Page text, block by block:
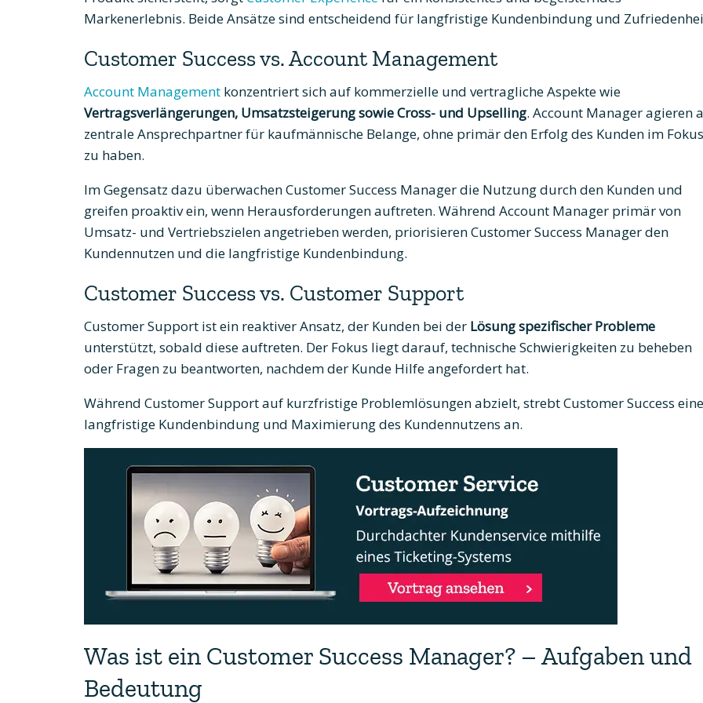
Markenerlebnis. Beide Ansätze sind entscheidend für langfristige Kundenbindung und
Customer Success vs. Account Management
Account Management konzentriert sich auf kommerzielle und vertragliche Aspekte wie
Vertragsverlängerungen, Umsatzsteigerung sowie Cross- und Upselling. Account Manager agieren
zentrale Ansprechpartner für kaufmännische Belange, ohne primär den Erfolg des Kunden im Fokus
zu haben.
Im Gegensatz dazu überwachen Customer Success Manager die Nutzung durch den Kunden und
greifen proaktiv ein, wenn Herausforderungen auftreten. Während Account Manager primär von
Umsatz- und Vertriebszielen angetrieben werden, priorisieren Customer Success Manager den
Kundennutzen und die langfristige Kundenbindung.
Customer Success vs. Customer Support
Customer Support ist ein reaktiver Ansatz, der Kunden bei der Lösung spezifischer Probleme
unterstützt, sobald diese auftreten. Der Fokus liegt darauf, technische Schwierigkeiten zu beheben
oder Fragen zu beantworten, nachdem der Kunde Hilfe angefordert hat.
Während Customer Support auf kurzfristige Problemlösungen abzielt, strebt Customer Success eine
langfristige Kundenbindung und Maximierung des Kundennutzens an.
Was ist ein Customer Success Manager? – Aufgaben und
Bedeutung